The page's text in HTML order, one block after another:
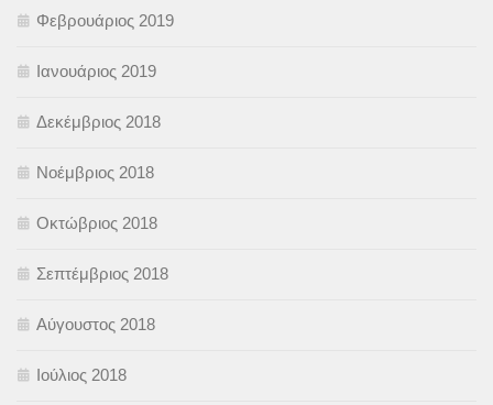
Φεβρουάριος 2019
Ιανουάριος 2019
Δεκέμβριος 2018
Νοέμβριος 2018
Οκτώβριος 2018
Σεπτέμβριος 2018
Αύγουστος 2018
Ιούλιος 2018